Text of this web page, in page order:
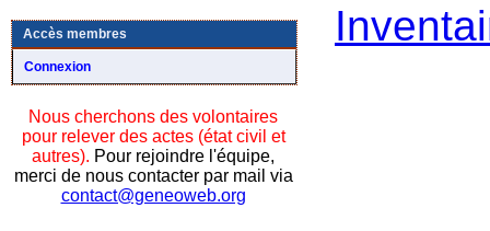
Accès membres
Connexion
Nous cherchons des volontaires
pour relever des actes (état civil et
autres). Pour rejoindre l'équipe,
merci de nous contacter par mail via
contact@geneoweb.org